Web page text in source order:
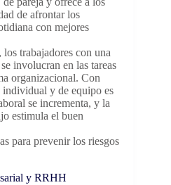
de afrontar los
con mejores
trabajadores con una
involucran en las tareas
organizacional. Con
y de equipo es
se incrementa, y la
estimula el buen
para prevenir los riesgos
y RRHH